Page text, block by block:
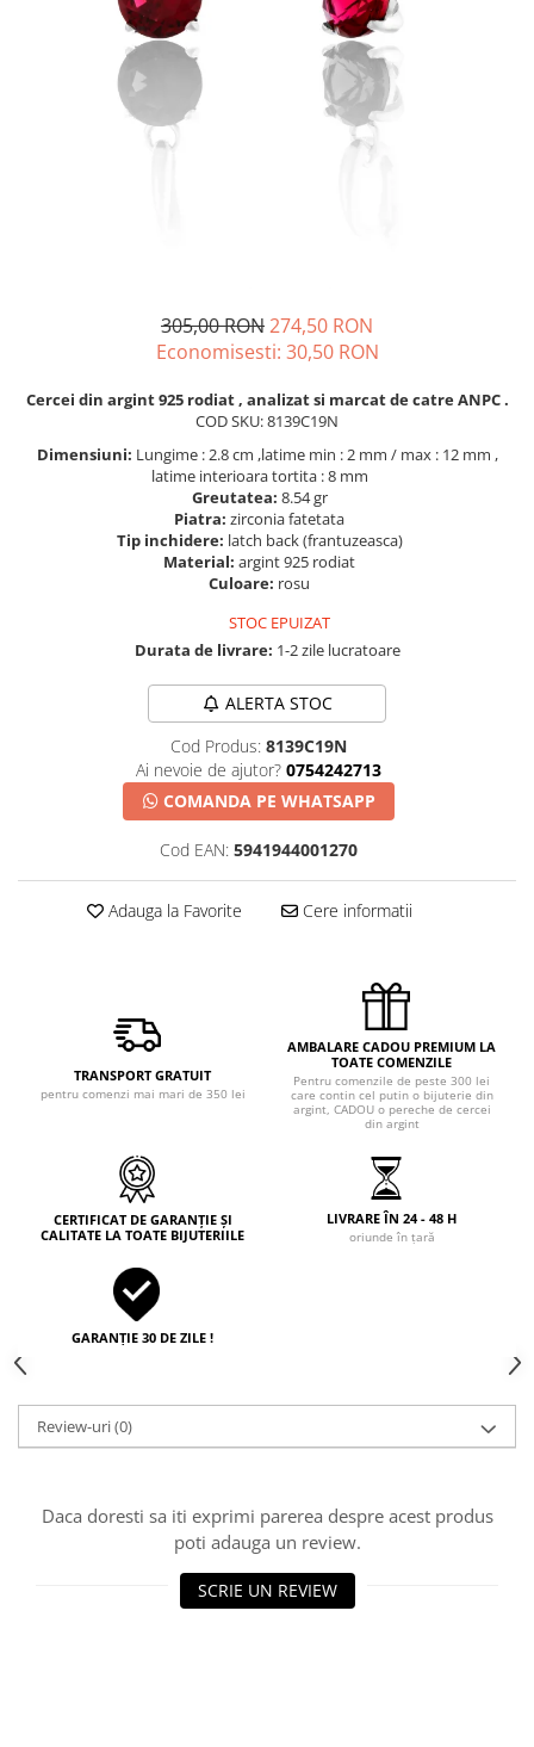
SETURI BIJUTERII
ACE DE CRAVATA
BRATARA TIP ROZARIU
LANTURI TIP ROZARIU
305,00 RON274,50 RON
Economisesti: 30,50 RON
Cercei din argint 925 rodiat , analizat si marcat de catre ANPC .
COD SKU: 8139C19N
Dimensiuni: Lungime : 2.8 cm ,latime min : 2 mm / max : 12 mm ,
latime interioara tortita : 8 mm
Greutatea: 8.54 gr
Piatra: zirconia fatetata
Tip inchidere: latch back (frantuzeasca)
Material: argint 925 rodiat
Culoare: rosu
STOC EPUIZAT
Durata de livrare: 1-2 zile lucratoare
ALERTA STOC
Cod Produs: 8139C19N
Ai nevoie de ajutor? 0754242713
COMANDA PE WHATSAPP
Cod EAN: 5941944001270
Adauga la Favorite Cere informatii
TRANSPORT GRATUIT
pentru comenzi mai mari de 350 lei
AMBALARE CADOU PREMIUM LA
TOATE COMENZILE
Pentru comenzile de peste 300 lei
care contin cel putin o bijuterie din
argint, CADOU o pereche de cercei
din argint
CERTIFICAT DE GARANȚIE ȘI
CALITATE LA TOATE BIJUTERIILE
LIVRARE ÎN 24 - 48 H
oriunde în țară
GARANȚIE 30 DE ZILE !
Review-uri(0)
Daca doresti sa iti exprimi parerea despre acest produs
poti adauga un review.
SCRIE UN REVIEW